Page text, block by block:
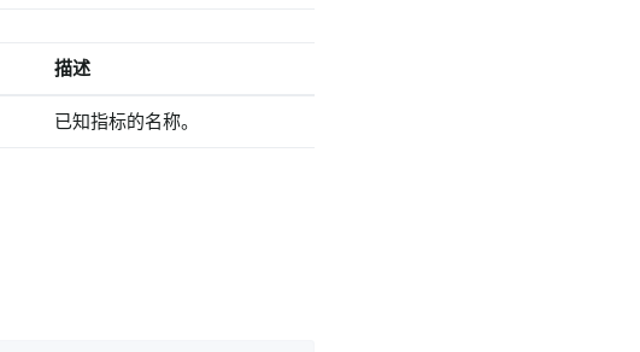
描述
已知指标的名称。